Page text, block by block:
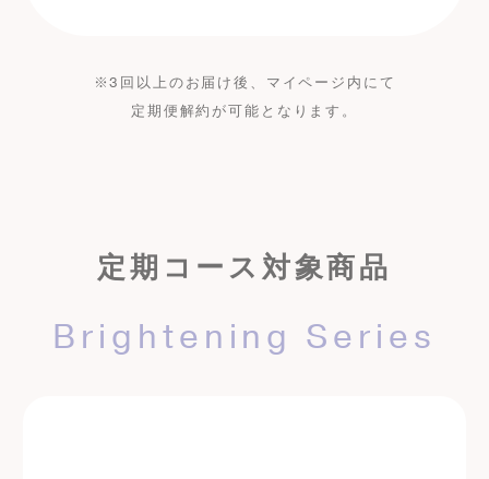
※3回以上のお届け後、マイページ内にて
定期便解約が可能となります。
定期コース対象商品
Brightening Series